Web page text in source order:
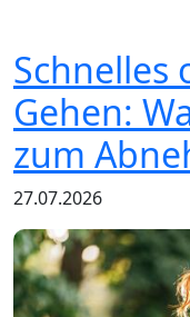
Schnelles
Gehen:
zum
27.07.2026